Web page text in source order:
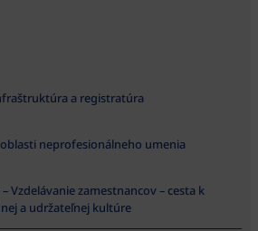
a registratúra
neprofesionálneho umenia
– Vzdelávanie zamestnancov – cesta k
a udržateľnej kultúre